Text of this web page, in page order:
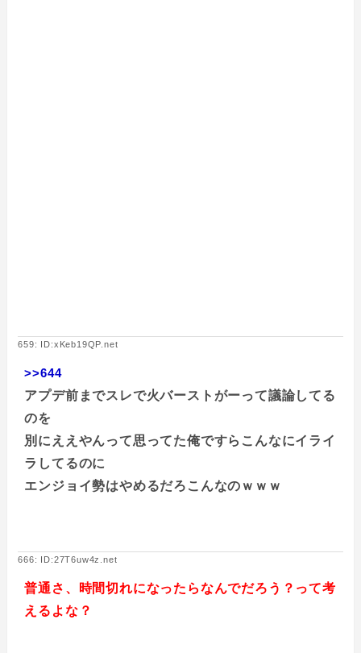
659: ID:xKeb19QP.net
>>644
アプデ前までスレで火バーストがーって議論してる
のを
別にええやんって思ってた俺ですらこんなにイライ
ラしてるのに
エンジョイ勢はやめるだろこんなのｗｗｗ
666: ID:27T6uw4z.net
普通さ、時間切れになったらなんでだろう？って考
えるよな？